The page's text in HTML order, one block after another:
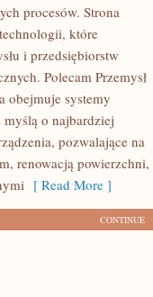
procesów. Strona
które
i przedsiębiorstw
Polecam Przemysł
obejmuje systemy
myślą o najbardziej
pozwalające na
renowacją powierzchni,
[ Read More ]
CONTINUE